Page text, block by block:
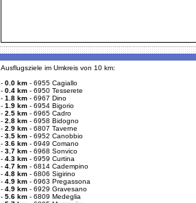
Ausflugsziele im Umkreis von 10 km:
- 0.0 km - 6955 Cagiallo
- 0.4 km - 6950 Tesserete
- 1.8 km - 6967 Dino
- 1.9 km - 6954 Bigorio
- 2.5 km - 6965 Cadro
- 2.8 km - 6958 Bidogno
- 2.9 km - 6807 Taverne
- 3.5 km - 6952 Canobbio
- 3.6 km - 6949 Comano
- 3.7 km - 6968 Sonvico
- 4.3 km - 6959 Curtina
- 4.7 km - 6814 Cadempino
- 4.8 km - 6806 Sigirino
- 4.9 km - 6963 Pregassona
- 4.9 km - 6929 Gravesano
- 5.6 km - 6809 Medeglia